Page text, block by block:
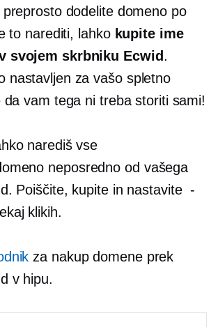
dodelite domeno po
to narediti, lahko kupite ime
svojem skrbniku Ecwid.
nastavljen za vašo spletno
vam tega ni treba storiti sami!
narediš vse
neposredno od vašega
Poiščite, kupite in nastavite -
klikih.
za nakup domene prek
v hipu.